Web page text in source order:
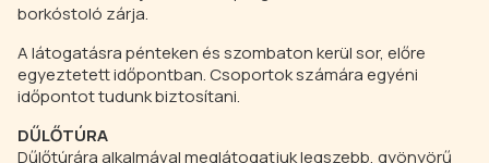
borkóstoló zárja.
A látogatásra pénteken és szombaton kerül sor, előre
egyeztetett időpontban. Csoportok számára egyéni
időpontot tudunk biztosítani.
DŰLŐTÚRA
Dűlőtúrára alkalmával meglátogatjuk legszebb, gyönyörű